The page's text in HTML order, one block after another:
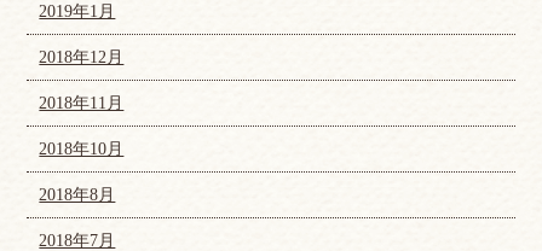
2019年1月
2018年12月
2018年11月
2018年10月
2018年8月
2018年7月